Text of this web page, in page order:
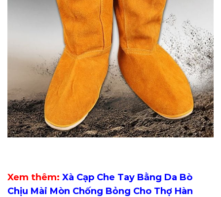
Xem thêm: Xà Cạp Che Tay Bằng Da Bò
Chịu Mài Mòn Chống Bỏng Cho Thợ Hàn